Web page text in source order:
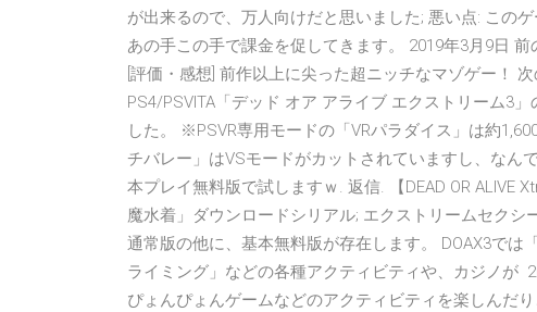
が出来るので、万人向けだと思いました; 悪い点: この
あの手この手で課金を促してきます。 2019年3月9日
[評価・感想] 前作以上に尖った超ニッチなマゾゲー！
PS4/PSVITA「デッド オア アライブ エクストリーム3
した。 ※PSVR専用モードの「VRパラダイス」は約
チバレー」はVSモードがカットされていますし、なん
本プレイ無料版で試しますｗ. 返信. 【DEAD OR ALIVE
魔水着」ダウンロードシリアル; エクストリームセクシ
通常版の他に、基本無料版が存在します。 DOAX3で
ライミング」などの各種アクティビティや、カジノが
ぴょんぴょんゲームなどのアクティビティを楽しんだ